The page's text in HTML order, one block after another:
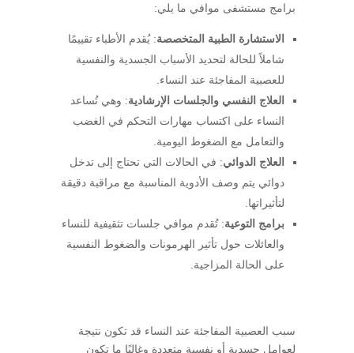
برامج مستشفى موافي ما يلي:
الاستشارة الطبية المتخصصة: يُقدم الأطباء تقييمًا
شاملاً للحالة لتحديد الأسباب الجسدية والنفسية
للعصبية المفاجئة عند النساء.
العلاج النفسي والجلسات الإرشادية: وهي تُساعد
النساء على اكتساب مهارات التحكم في الغضب
والتعامل مع الضغوط اليومية.
العلاج الدوائي: في الحالات التي تحتاج إلى تدخل
دوائي يتم وصف الأدوية المناسبة مع مراقبة دقيقة
لتأثيراتها.
برامج التوعية: تُقدم موافي جلسات تثقيفية للنساء
والعائلات حول تأثير الهرمونات والضغوط النفسية
على الحالة المزاجية.
سبب العصبية المفاجئة عند النساء قد تكون نتيجة
لعوامل جسدية أو نفسية متعددة وغالبًا ما تكون